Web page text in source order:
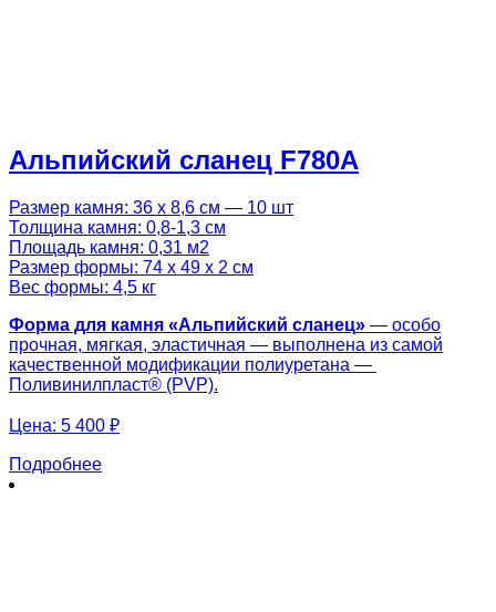
Альпийский сланец F780A
Размер камня: 36 х 8,6 см — 10 шт
Толщина камня: 0,8-1,3 см
Площадь камня: 0,31 м2
Размер формы: 74 х 49 х 2 см
Вес формы: 4,5 кг
Форма для камня «Альпийский сланец» — особо
прочная, мягкая, эластичная — выполнена из самой
качественной модификации полиуретана —
Поливинилпласт® (PVP).
Цена: 5 400 ₽
Подробнее